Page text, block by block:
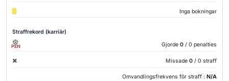
Inga bokningar
Straffrekord (karriär)
PEN Gjorde 0 / 0 penalties
Missade 0 / 0 straff
Omvandlingsfrekvens för straff : N/A